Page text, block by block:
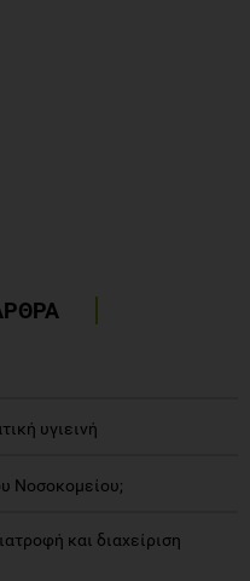
υγιεινή
Νοσοκομείου;
και διαχείριση